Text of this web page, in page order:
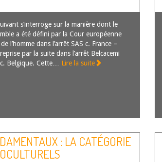
s’interroge sur la manière dont le
a été défini par la Cour européenne
l’homme dans l’arrêt SAS c. France –
par la suite dans l’arrêt Belcacemi
Belgique. Cette… Lire la suite
: LA CATÉGORIE